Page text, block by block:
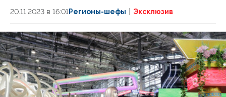
20.11.2023 в 16:01 Регионы-шефы Эксклюзив